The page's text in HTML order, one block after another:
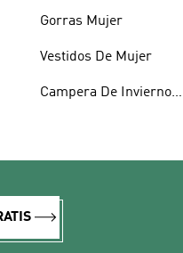
Gorras Mujer
Vestidos De Mujer
Campera De Invierno